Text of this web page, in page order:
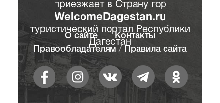
приезжает в Страну гор
WelcomeDagestan.ru
туристический портал Республики
Дагестан
О сайте
Контакты
Правообладателям / Правила сайта